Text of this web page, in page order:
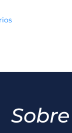
Sobre